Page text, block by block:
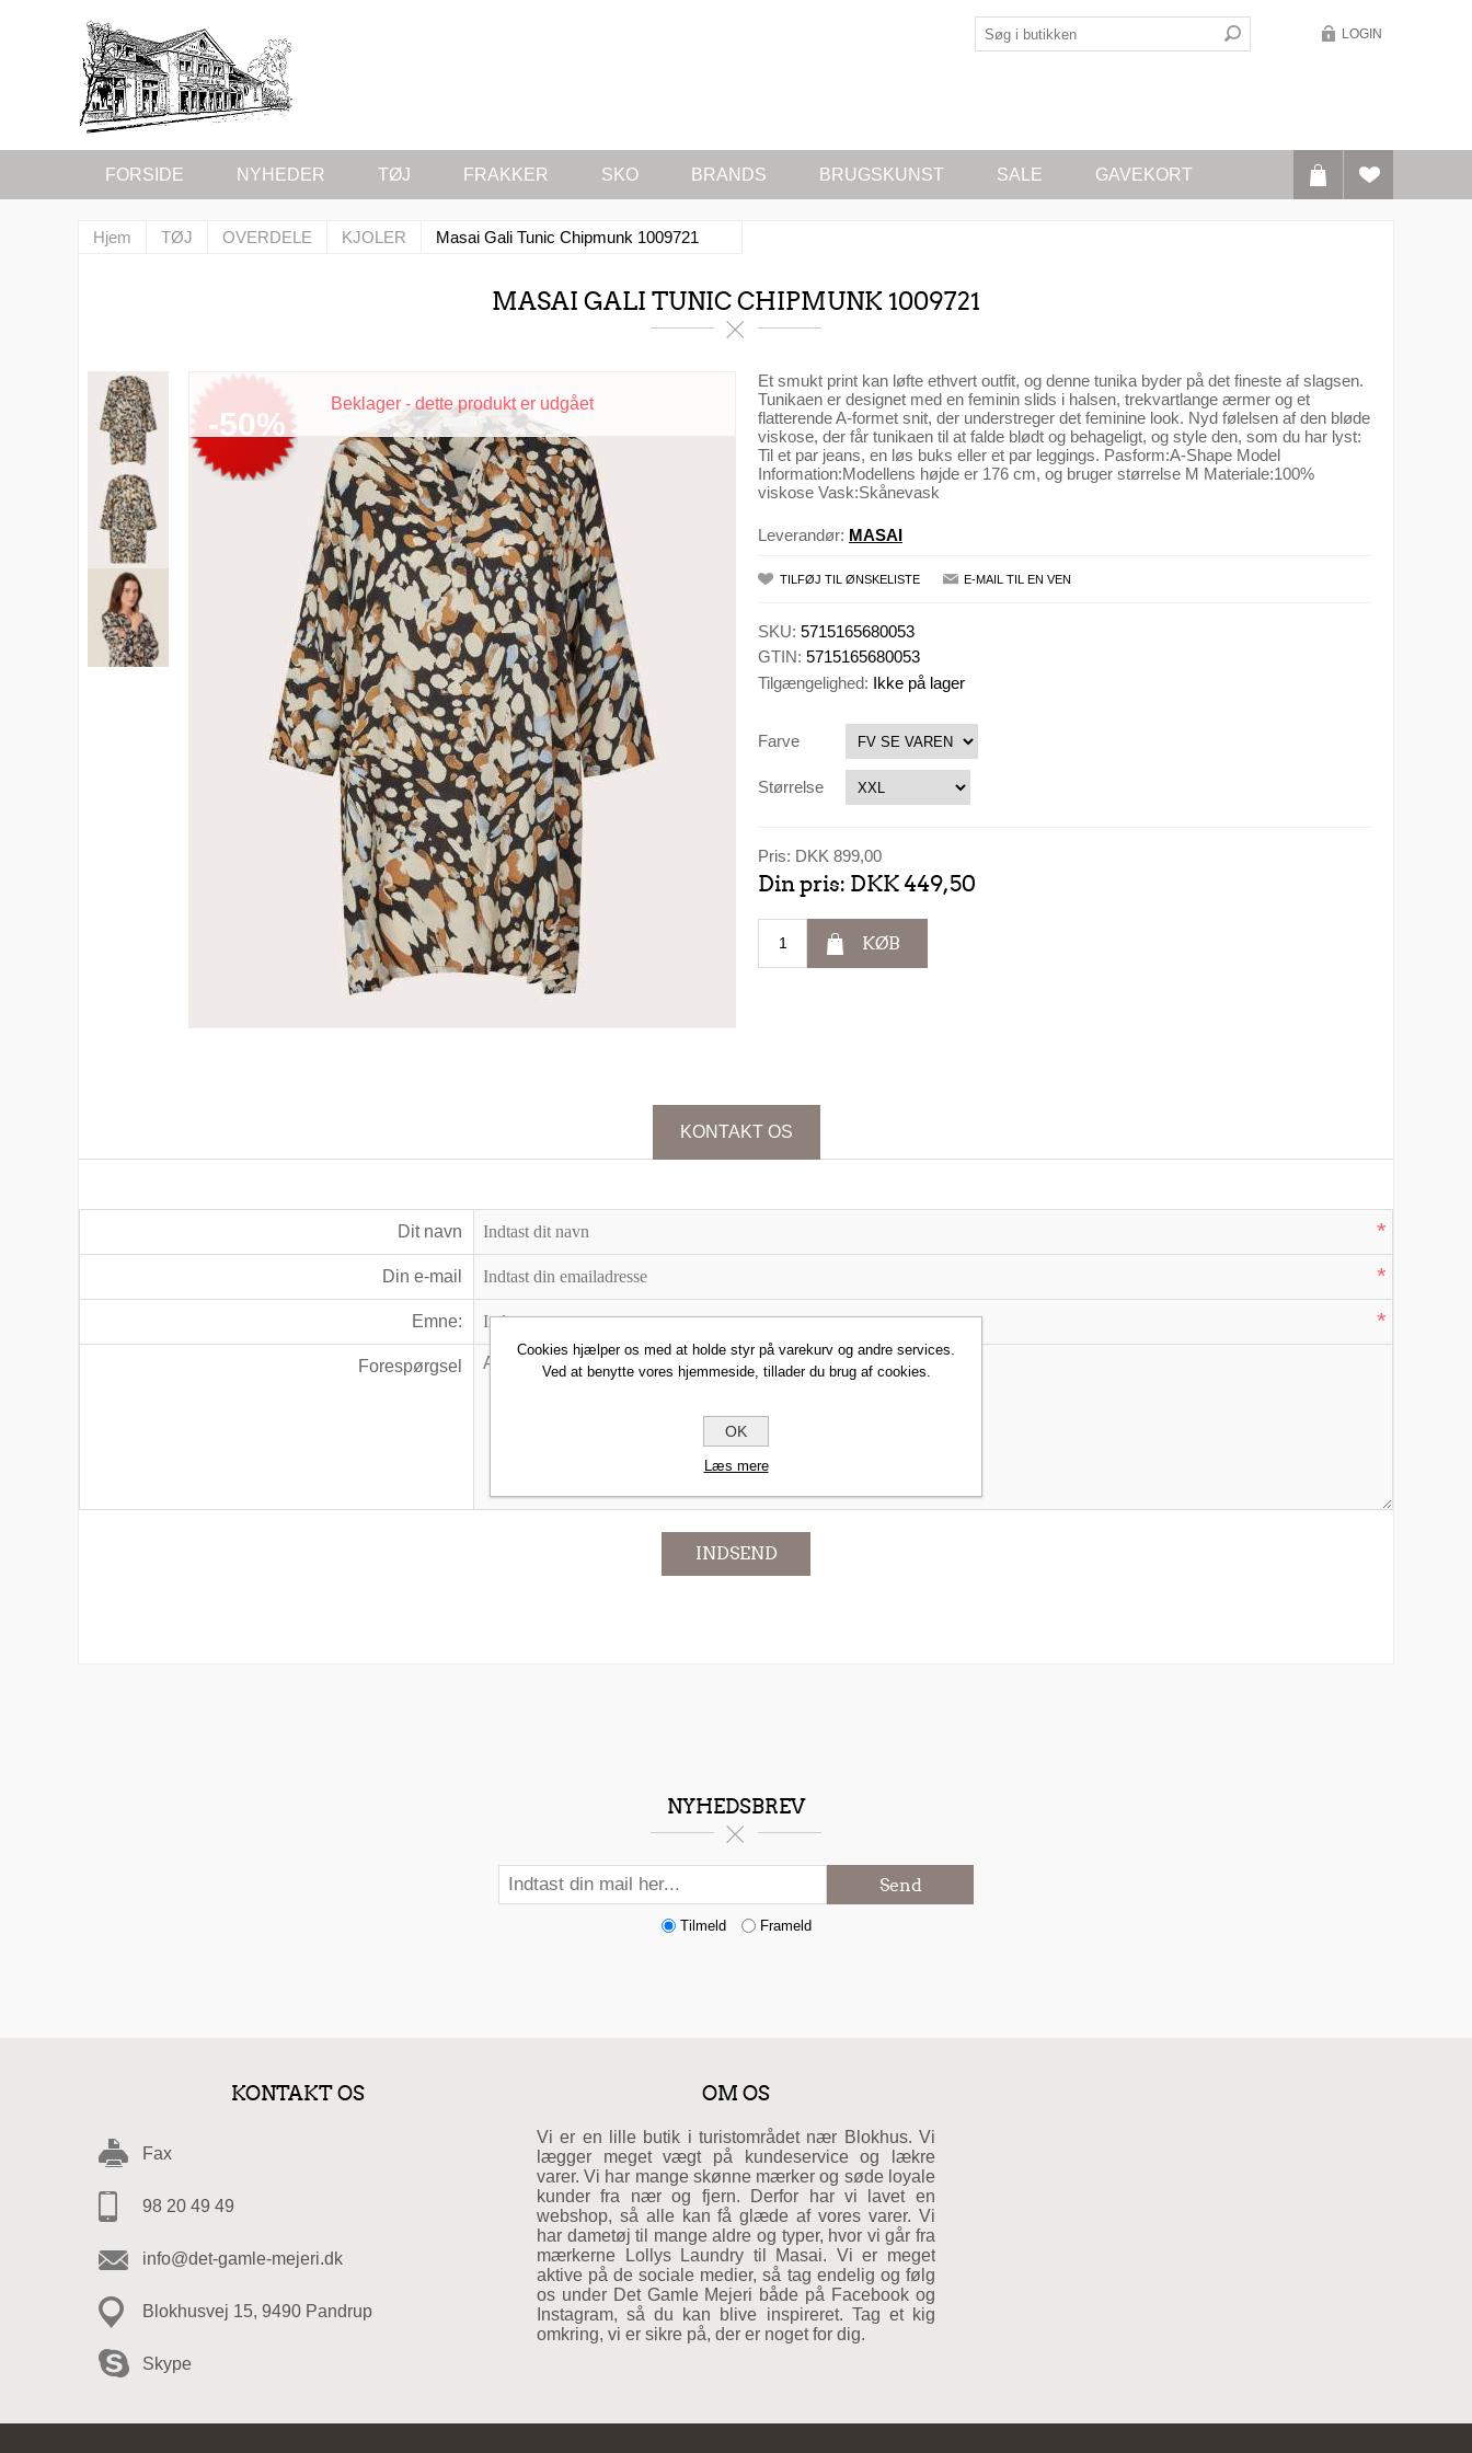
LOGIN
FORSIDE NYHEDER TØJ FRAKKER SKO BRANDS BRUGSKUNST SALE GAVEKORT
Hjem TØJ OVERDELE KJOLER Masai Gali Tunic Chipmunk 1009721
MASAI GALI TUNIC CHIPMUNK 1009721
-50%
Beklager - dette produkt er udgået
Et smukt print kan løfte ethvert outfit, og denne tunika byder på det fineste af slagsen.
Tunikaen er designet med en feminin slids i halsen, trekvartlange ærmer og et
flatterende A-formet snit, der understreger det feminine look. Nyd følelsen af den bløde
viskose, der får tunikaen til at falde blødt og behageligt, og style den, som du har lyst:
Til et par jeans, en løs buks eller et par leggings. Pasform:A-Shape Model
Information:Modellens højde er 176 cm, og bruger størrelse M Materiale:100%
viskose Vask:Skånevask
Leverandør: MASAI
TILFØJ TIL ØNSKELISTE E-MAIL TIL EN VEN
SKU: 5715165680053
GTIN: 5715165680053
Tilgængelighed: Ikke på lager
Farve
Størrelse
Pris: DKK 899,00
Din pris: DKK 449,50
KØB
KONTAKT OS
Dit navn *
Din e-mail *
Emne: *
Forespørgsel
INDSEND
NYHEDSBREV
Send
Tilmeld Frameld
KONTAKT OS
Fax
98 20 49 49
info@det-gamle-mejeri.dk
Blokhusvej 15, 9490 Pandrup
Skype
OM OS
Vi er en lille butik i turistområdet nær Blokhus. Vi
lægger meget vægt på kundeservice og lækre
varer. Vi har mange skønne mærker og søde loyale
kunder fra nær og fjern. Derfor har vi lavet en
webshop, så alle kan få glæde af vores varer. Vi
har dametøj til mange aldre og typer, hvor vi går fra
mærkerne Lollys Laundry til Masai. Vi er meget
aktive på de sociale medier, så tag endelig og følg
os under Det Gamle Mejeri både på Facebook og
Instagram, så du kan blive inspireret. Tag et kig
omkring, vi er sikre på, der er noget for dig.
Cookies hjælper os med at holde styr på varekurv og andre services.
Ved at benytte vores hjemmeside, tillader du brug af cookies.
OK
Læs mere